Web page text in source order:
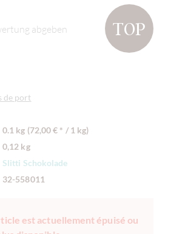
TOP
abgeben
de port
0.1 kg (72,00 € * / 1 kg)
0,12 kg
Slitti Schokolade
32-558011
est actuellement épuisé ou